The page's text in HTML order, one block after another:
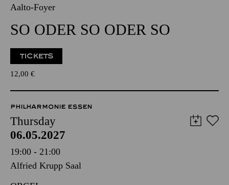
Aalto-Foyer
SO ODER SO ODER SO
TICKETS
12,00 €
PHILHARMONIE ESSEN
Thursday
06.05.2027
19:00 - 21:00
Alfried Krupp Saal